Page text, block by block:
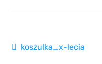
Książki
Nawigacja
Poprzedni
koszulka_x-lecia